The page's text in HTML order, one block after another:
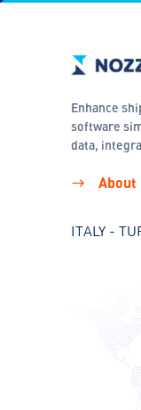
Enhance
software
data,
About
ITALY -